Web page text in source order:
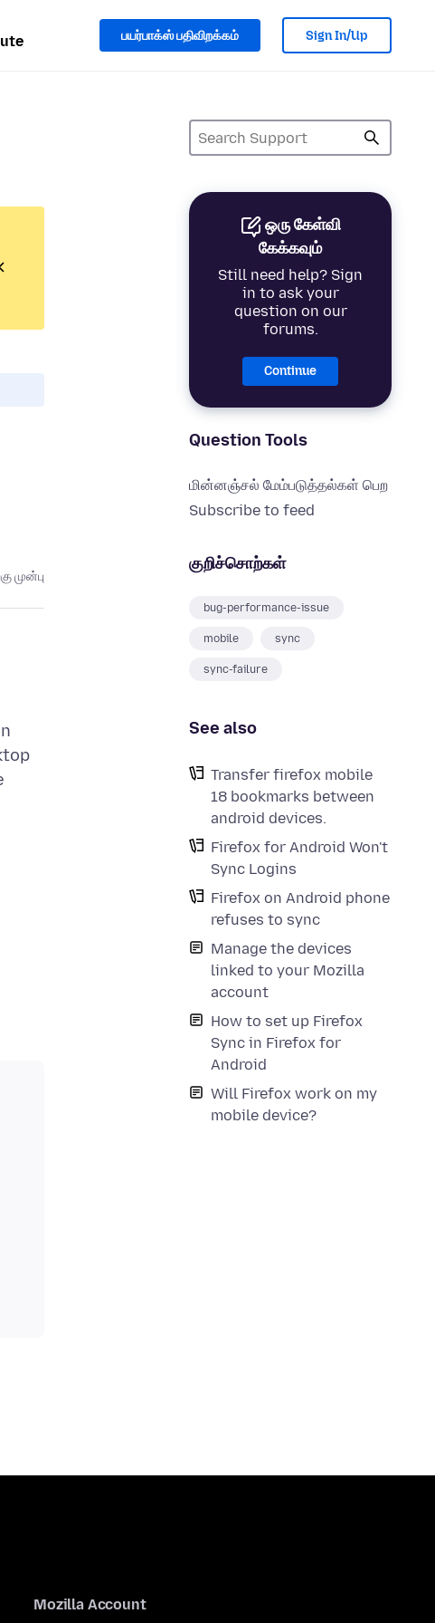
பயர்பாக்ஸ் பதிவிறக்கம் Sign In/Up
ஒரு கேள்வி
கேக்கவும்
Still need help? Sign
in to ask your
question on our
forums.
Continue
Question Tools
மின்னஞ்சல் மேம்படுத்தல்கள் பெற
Subscribe to feed
குறிச்சொற்கள்
bug-performance-issue
mobile sync
sync-failure
See also
Transfer firefox mobile
18 bookmarks between
android devices.
Firefox for Android Won't
Sync Logins
Firefox on Android phone
refuses to sync
Manage the devices
linked to your Mozilla
account
How to set up Firefox
Sync in Firefox for
Android
Will Firefox work on my
mobile device?
முன்பு
Mozilla Account